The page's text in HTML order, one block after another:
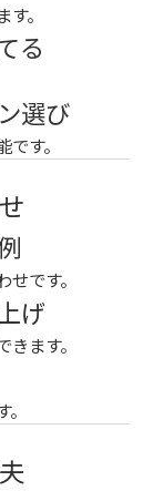
。
る
選び
す。
です。
げ
ます。